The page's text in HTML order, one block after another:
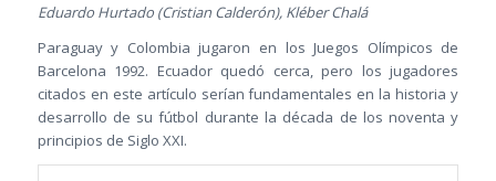
Eduardo Hurtado (Cristian Calderón), Kléber Chalá
Paraguay y Colombia jugaron en los Juegos Olímpicos de
Barcelona 1992. Ecuador quedó cerca, pero los jugadores
citados en este artículo serían fundamentales en la historia y
desarrollo de su fútbol durante la década de los noventa y
principios de Siglo XXI.